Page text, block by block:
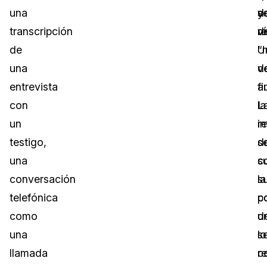
una
transcripción
de
una
entrevista
con
un
testigo,
una
conversación
telefónica
como
una
llamada
la
la
y